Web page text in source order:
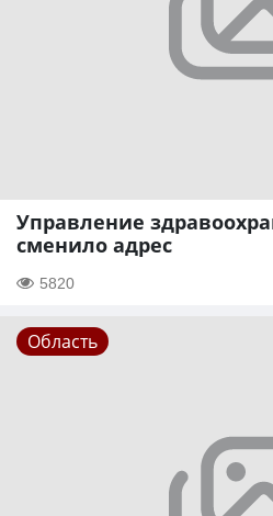
Управление
сменило адрес
5820
Область